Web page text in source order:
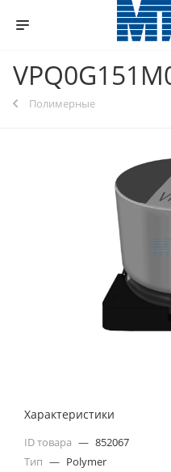
Полимерные
Характеристики
ID товара — 852067
Тип — Polymer